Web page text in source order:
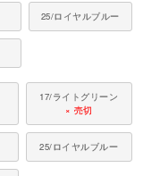
薄いピンクの皮膚は、紫
夏の強い日差しの中の
があります。UVカット素
か？
ことはありませんが、初
います。
25/ロイヤルブルー
17/ライトグリーン
× 売切
25/ロイヤルブルー